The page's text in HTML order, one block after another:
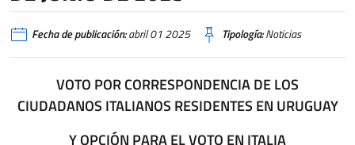
Fecha de publicación:abril 01 2025 Tipología:Noticias
VOTO POR CORRESPONDENCIA DE LOS
CIUDADANOS ITALIANOS RESIDENTES EN URUGUAY
Y OPCIÓN PARA EL VOTO EN ITALIA